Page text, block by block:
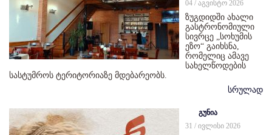
04 / აგვისტო 2026
ზუგდიდში ახალი
გასტრონომიული
სივრცე „სოხუმის
ეზო“ გაიხსნა,
რომელიც ამავე
სახელწოდების
სასტუმროს ტერიტორიაზე მდებარეობს.
სრულად
გუნია
31 / ივლისი 2026